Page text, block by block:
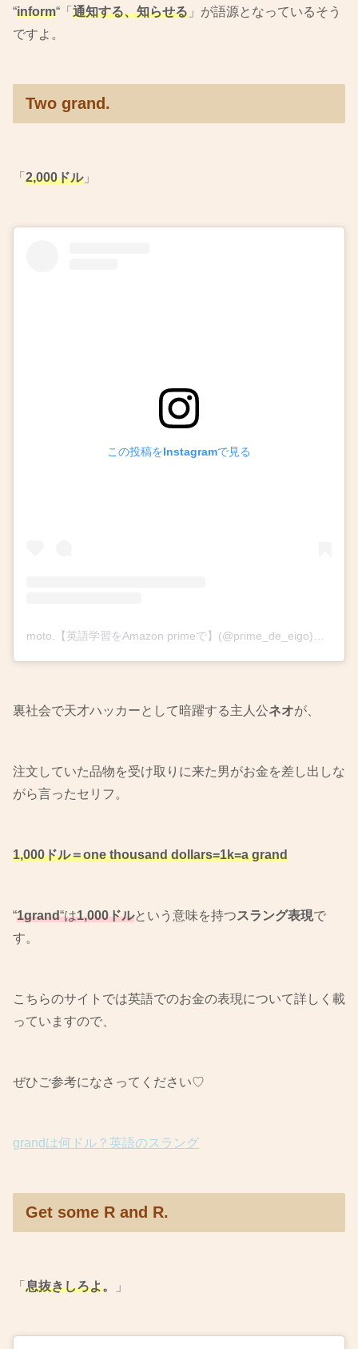
“inform“「 通知する、知らせる 」が語源となっているそう
ですよ。
Two grand.
「 2,000ドル」
この投稿をInstagramで見る
裏社会で天才ハッカーとして暗躍する主人公ネオが、
注文していた品物を受け取りに来た男がお金を差し出しな
がら言ったセリフ。
1,000ドル＝one thousand dollars=1k=a grand
“1grand“は1,000ドルという意味を持つスラング表現で
す。
こちらのサイトでは英語でのお金の表現について詳しく載
っていますので、
ぜひご参考になさってください♡
grandは何ドル？英語のスラング
Get some R and R.
「 息抜きしろよ。 」